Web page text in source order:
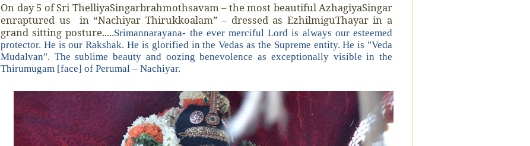
On day 5 of Sri ThelliyaSingarbrahmothsavam – the most beautiful AzhagiyaSingar
enraptured us in “Nachiyar Thirukkoalam” – dressed as EzhilmiguThayar in a
grand sitting posture.....Srimannarayana- the ever merciful Lord is always our esteemed
protector. He is our Rakshak. He is glorified in the Vedas as the Supreme entity. He is "Veda
Mudalvan". The sublime beauty and oozing benevolence as exceptionally visible in the
Thirumugam [face] of Perumal – Nachiyar.